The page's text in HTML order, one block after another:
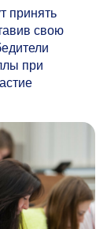
принять
свою
при